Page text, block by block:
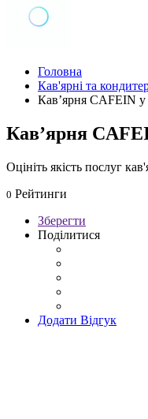
Головна
Кав'ярні та
Кав’ярня CAFEIN у
Кав’ярня
Оцініть якість послуг
0 Рейтинги
Зберегти
Поділитися
Додати Відгук